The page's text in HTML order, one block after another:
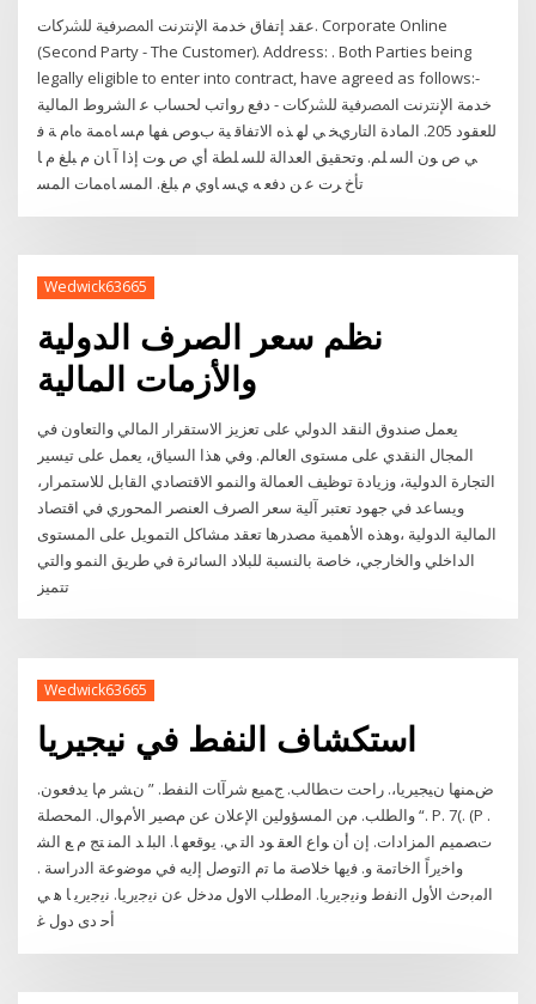
ﻋﻘﺪ إﺗﻔﺎق ﺧﺪﻣﺔ اﻹﻧﱰﻧﺖ اﳌﴫﻓﻴﺔ ﻟﻠﴩﻛﺎت. Corporate Online
(Second Party - The Customer). Address: . Both Parties being
legally eligible to enter into contract, have agreed as follows:-
ﺧﺪﻣﺔ اﻹﻧﱰﻧﺖ اﳌﴫﻓﻴﺔ ﻟﻠﴩﻛﺎت - دﻓﻊ رواﺗﺐ ﻟﺤﺴﺎب ﻋ اﻟﺸﺮوط اﻟﻤﺎﻟﻴﺔ
ﻟﻠﻌﻘﻮد 205. اﻟﻤﺎدة اﻟﺘﺎرﻱﺨ ﻲ ﻟﻬ ﺬﻩ اﻻﺗﻔﺎﻗ ﻴﺔ ﺏﻮﺹ ﻔﻬﺎ ﻡﺴ ﺎهﻤﺔ هﺎﻡ ﺔ ﻓ
ﻲ ﺹ ﻮن اﻟﺴ ﻠﻢ. وﺗﺤﻘﻴﻖ اﻟﻌﺪاﻟﺔ ﻟﻠﺴ ﻠﻄﺔ أي ﺹ ﻮت إذا آ ﺎن ﻡ ﺒﻠﻎ ﻡ ﺎ
Wedwick63665
نظم سعر الصرف الدولية
والأزمات المالية
يعمل صندوق النقد الدولي على تعزيز الاستقرار المالي والتعاون في
المجال النقدي على مستوى العالم. وفي هذا السياق، يعمل على تيسير
التجارة الدولية، وزيادة توظيف العمالة والنمو الاقتصادي القابل للاستمرار،
ويساعد في جهود تعتبر آلية سعر الصرف العنصر المحوري في اقتصاد
المالية الدولية ،وهذه الأهمية مصدرها تعقد مشاكل التمويل على المستوى
الداخلي والخارجي، خاصة بالنسبة للبلاد السائرة في طريق النمو والتي
تتميز
Wedwick63665
استكشاف النفط في نيجيريا
ﺽﻤﻨﻬﺎ ﻥﻴﺠﻴﺮﻳﺎ،. راﺣﺖ ﺕﻄﺎﻟﺐ. ﺝﻤﻴﻊ ﺷﺮآﺎت اﻟﻨﻔﻂ. ” ﻥﺸﺮ ﻡﺎ ﻳﺪﻓﻌﻮن.
“ واﻟﻄﻠﺐ. ﻡﻦ اﻟﻤﺴﺆوﻟﻴﻦ اﻹﻋﻼن ﻋﻦ ﻡﺼﻴﺮ اﻷﻡﻮال. اﻟﻤﺤﺼﻠﺔ. P. 7(. (P .
ﺕﺼﻤﻴﻢ اﻟﻤﺰادات. إن أﻥ ﻮاع اﻟﻌﻘ ﻮد اﻟﺘ ﻲ. ﻳﻮﻗﻌﻬ ﺎ. اﻟﺒﻠ ﺪ اﻟﻤﻨ ﺘﺞ ﻡ ﻊ اﻟﺸ
ﻭﺍﺧﻳﺭﺍً ﺍﻟﺧﺎﺗﻣﺔ ﻭ. ﻓﻳﻬﺎ ﺧﻼﺻﺔ ﻣﺎ ﺗﻡ ﺍﻟﺗﻭﺻﻝ ﺇﻟﻳﻪ ﻓﻲ ﻣﻭﺿﻭﻋﺔ ﺍﻟﺩﺭﺍﺳﺔ .
ﺍﻟﻣﺑﺣﺙ ﺍﻷﻭﻝ ﺍﻟﻧﻔﻁ ﻭﻧﻳﺟﻳﺭﻳﺎ. ﺍﻟﻣﻁﻠﺏ ﺍﻻﻭﻝ ﻣﺩﺧﻝ ﻋﻥ ﻧﻳﺟﻳﺭﻳﺎ. ﻧﻳﺟﻳﺭﻳ ﺎ ﻫ ﻲ